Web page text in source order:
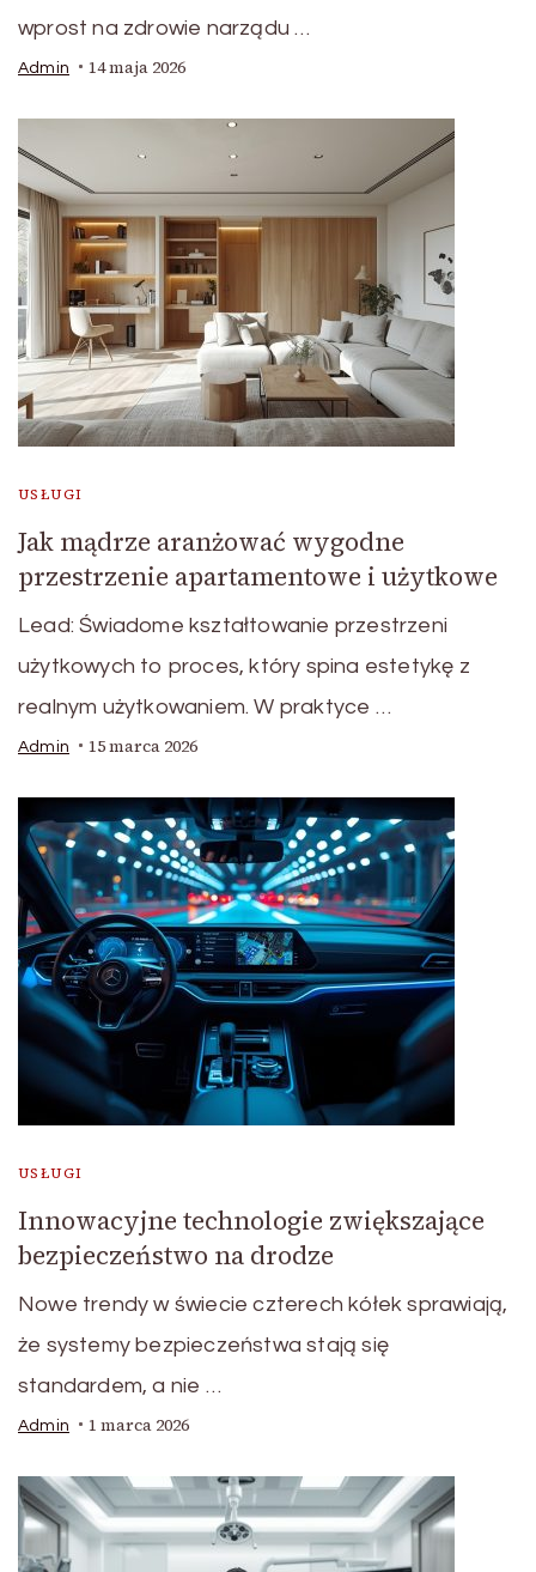
wprost na zdrowie narządu …
Admin 14 maja 2026
USŁUGI
Jak mądrze aranżować wygodne
przestrzenie apartamentowe i użytkowe
Lead: Świadome kształtowanie przestrzeni
użytkowych to proces, który spina estetykę z
realnym użytkowaniem. W praktyce …
Admin 15 marca 2026
USŁUGI
Innowacyjne technologie zwiększające
bezpieczeństwo na drodze
Nowe trendy w świecie czterech kółek sprawiają,
że systemy bezpieczeństwa stają się
standardem, a nie …
Admin 1 marca 2026